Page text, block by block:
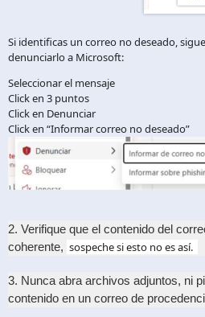
Si identificas un correo no deseado,
denunciarlo a Microsoft:
Seleccionar el mensaje
Click en 3 puntos
Click en Denunciar
Click en “Informar correo no deseado”
2. Verifique que el contenido del
coherente, sospeche si esto no es así.
3. Nunca abra archivos adjuntos, ni
contenido en un correo de